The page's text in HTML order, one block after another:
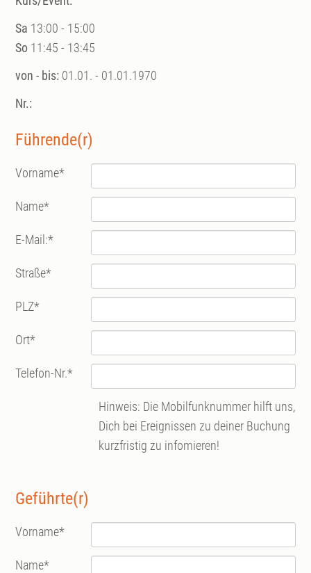
Sa 13:00 - 15:00
So 11:45 - 13:45
von - bis: 01.01. - 01.01.1970
Nr.:
Führende(r)
Vorname*
Name*
E-Mail:*
Straße*
PLZ*
Ort*
Telefon-Nr.*
Hinweis: Die Mobilfunknummer hilft uns,
Dich bei Ereignissen zu deiner Buchung
kurzfristig zu infomieren!
Geführte(r)
Vorname*
Name*